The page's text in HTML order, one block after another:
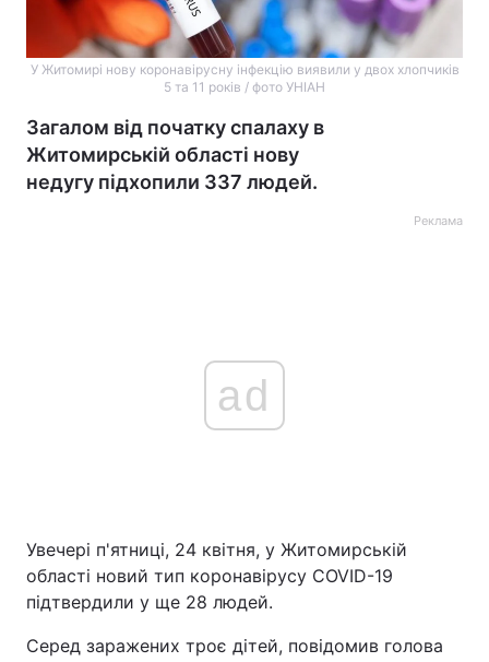
Головна Війна
Україна Політика
Економіка Світ
У Житомирі нову коронавірусну інфекцію виявили у двох хлопчиків
5 та 11 років / фото УНІАН
Загалом від початку спалаху в
Житомирській області нову
недугу підхопили 337 людей.
Реклама
ad
Увечері п'ятниці, 24 квітня, у Житомирській
області новий тип коронавірусу COVID-19
підтвердили у ще 28 людей.
Серед заражених троє дітей, повідомив голова